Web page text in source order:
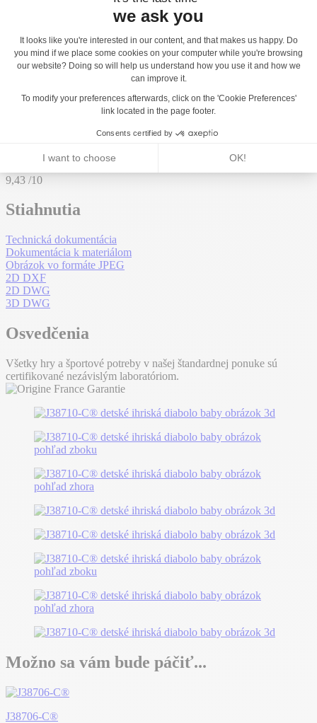
05:00:00
0,30 m³
Plocha:
24,00 m²
Celková hmotnosť:
246,49 kg
Hmotnosť najťažšieho prvku: 14,41 kg
Environmentálne ukazovatele
Opraviteľnosť
9,43 /10
Stiahnutia
Technická dokumentácia
Dokumentácia k materiálom
Obrázok vo formáte JPEG
2D DXF
2D DWG
3D DWG
Osvedčenia
Všetky hry a športové potreby v našej štandardnej ponuke sú
certifikované nezávislým laboratóriom.
Možno sa vám bude páčiť...
J38706-C®